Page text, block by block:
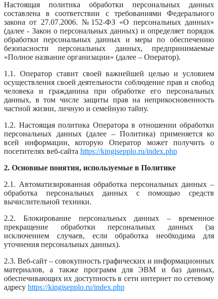
Настоящая политика обработки персональных данных
составлена в соответствии с требованиями Федерального
закона от 27.07.2006. №152-ФЗ «О персональных данных»
(далее - Закон о персональных данных) и определяет порядок
обработки персональных данных и меры по обеспечению
безопасности персональных данных, предпринимаемые
«Полное название организации» (далее – Оператор).
1.1. Оператор ставит своей важнейшей целью и условием
осуществления своей деятельности соблюдение прав и свобод
человека и гражданина при обработке его персональных
данных, в том числе защиты прав на неприкосновенность
частной жизни, личную и семейную тайну.
1.2. Настоящая политика Оператора в отношении обработки
персональных данных (далее – Политика) применяется ко
всей информации, которую Оператор может получить о
посетителях веб-сайта https://kingisepplo.ru/index.php
2. Основные понятия, используемые в Политике
2.1. Автоматизированная обработка персональных данных –
обработка персональных данных с помощью средств
вычислительной техники.
2.2. Блокирование персональных данных – временное
прекращение обработки персональных данных (за
исключением случаев, если обработка необходима для
уточнения персональных данных).
2.3. Веб-сайт – совокупность графических и информационных
материалов, а также программ для ЭВМ и баз данных,
обеспечивающих их доступность в сети интернет по сетевому
адресу https://kingisepplo.ru/index.php